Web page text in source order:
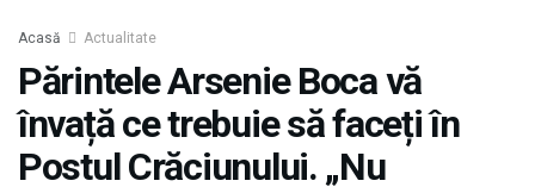
Acasă Actualitate
Părintele Arsenie Boca vă
învață ce trebuie să faceți în
Postul Crăciunului. „Nu